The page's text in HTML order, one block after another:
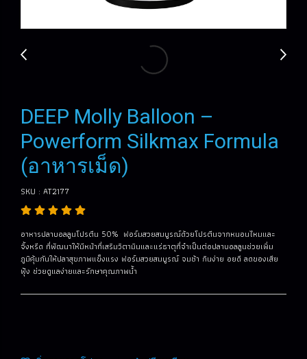
DEEP Molly Balloon –
Powerform Silkmax Formula
(อาหารเม็ด)
SKU : AT2177
อาหารปลาบอลลูนโปรตีน 50% ฟอร์มสวยสมบูรณ์ด้วยโปรตีนจากหนอนไหมและ
จิ้งหรีด ที่พัฒนาให้มีหน้าที่เสริมวิตามินและแร่ธาตุที่จำเป็นต่อปลาบอลลูนช่วยเพิ่ม
ภูมิคุ้มกันให้ปลาสุขภาพแข็งแรง ฟอร์มสวยสมบูรณ์ จมช้า กินง่าย อยดี ลดของเสีย
ฟุ้ง ช่วยดูแลง่ายและรักษาคุณภาพน้ำ